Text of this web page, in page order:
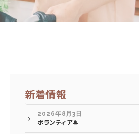
新着情報
2026年8月3日
ボランティア🎩